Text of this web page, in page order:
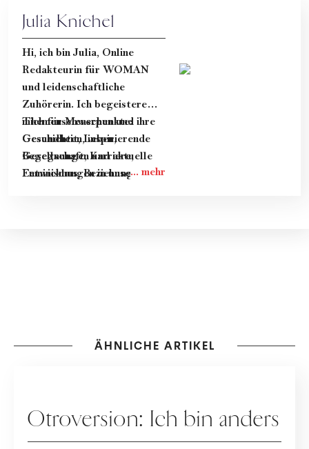
Julia Knichel
Hi, ich bin Julia, Online
Redakteurin für WOMAN
und leidenschaftliche
Zuhörerin. Ich begeistere
mich für Menschen und ihre
Geschichten, inspirierende
Begegnungen und aktuelle
Entwicklungen in unserer
Themenschwerpunkte:
Gesundheit, Leben,
Gesellschaft, Karriere,
Feminismus, Beziehung &
ÄHNLICHE ARTIKEL
Otroversion: Ich bin anders